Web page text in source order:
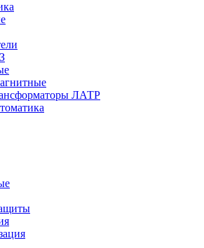
ЛАТР